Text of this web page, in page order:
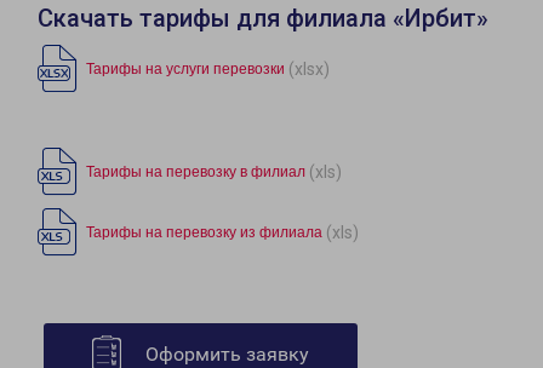
Скачать тарифы для филиала «Ирбит»
Тарифы на услуги перевозки (xlsx)
Тарифы на перевозку в филиал (xls)
Тарифы на перевозку из филиала (xls)
Оформить заявку